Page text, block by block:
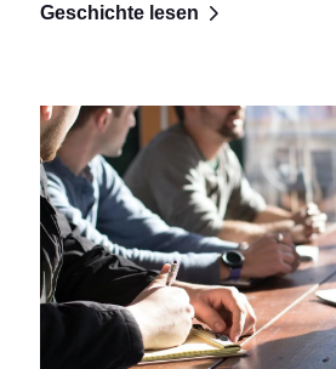
Geschichte lesen